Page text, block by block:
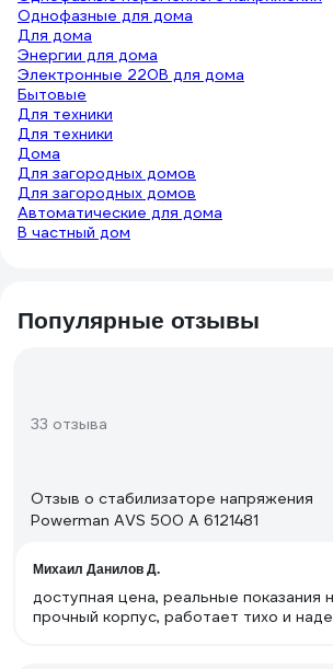
Однофазные для дома
Для дома
Энергии для дома
Электронные 220В для дома
Бытовые
Для техники
Для техники
Дома
Для загородных домов
Для загородных домов
Автоматические для дома
В частный дом
Популярные отзывы
33 отзыва
Отзыв о стабилизаторе напряжения
Powerman AVS 500 A 6121481
Михаил Данилов Д.
доступная цена, реальные показания
прочный корпус, работает тихо и